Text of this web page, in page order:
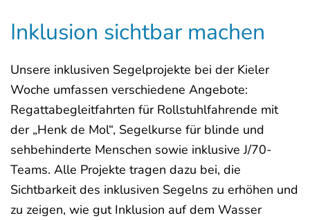
Inklusion sichtbar machen
Unsere inklusiven Segelprojekte bei der Kieler
Woche umfassen verschiedene Angebote:
Regattabegleitfahrten für Rollstuhlfahrende mit
der „Henk de Mol“, Segelkurse für blinde und
sehbehinderte Menschen sowie inklusive J/70-
Teams. Alle Projekte tragen dazu bei, die
Sichtbarkeit des inklusiven Segelns zu erhöhen und
zu zeigen, wie gut Inklusion auf dem Wasser